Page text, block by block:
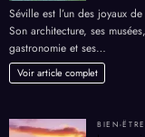
Séville est l’un des joyaux de
Son architecture, ses
gastronomie et ses…
Voir article complet
BIEN-ËTRE